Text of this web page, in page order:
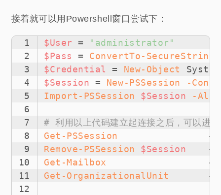
接着就可以用Powershell窗口尝试下：
1
2
3
4
5
6
7
8
9
10
11
12
$User =
"administrator"
$Pass
= ConvertTo-SecureString
$Credential
= New-Object
$Session = New-PSSession
-
Import-PSSession
$Session -
# 利用以上代码建立起连接之后，可以
Get-PSSession
#
Remove-PSSession
$Session
#
Get-Mailbox
#
Get-OrganizationalUnit
#